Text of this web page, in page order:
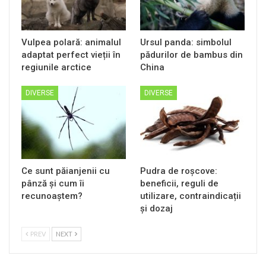
Vulpea polară: animalul
adaptat perfect vieții în
regiunile arctice
Ursul panda: simbolul
pădurilor de bambus din
China
DIVERSE
Ce sunt păianjenii cu
pânză și cum îi
recunoaștem?
DIVERSE
Pudra de roșcove:
beneficii, reguli de
utilizare, contraindicații
și dozaj
PREV NEXT